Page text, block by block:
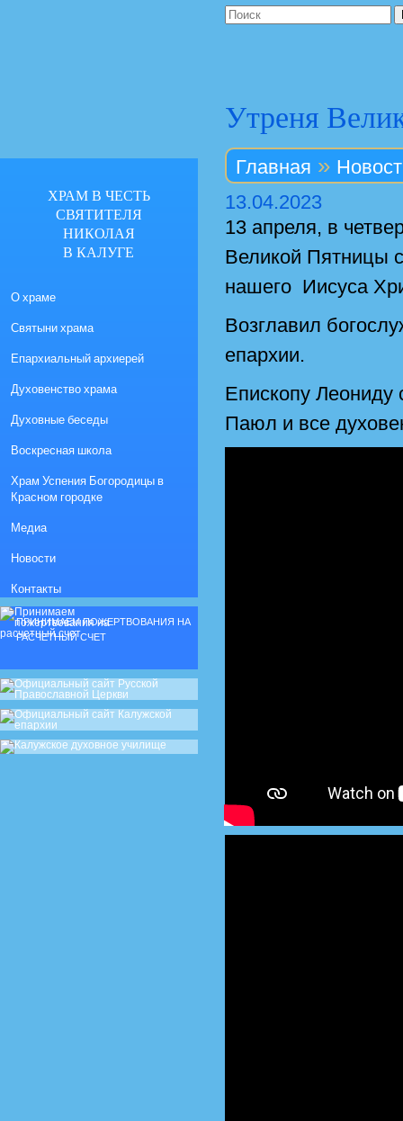
Утреня
Главная »
13.04.2023
13 апреля, в
Великой Пятницы
нашего Иисуса
Возглавил
епархии.
Епископу Леониду
Паюл и все
ХРАМ В ЧЕСТЬ
СВЯТИТЕЛЯ
НИКОЛАЯ
В КАЛУГЕ
О храме
Святыни храма
Епархиальный архиерей
Духовенство храма
Духовные беседы
Воскресная школа
Храм Успения Богородицы в
Красном городке
Медиа
Новости
Контакты
ПРИНИМАЕМ ПОЖЕРТВОВАНИЯ НА
РАСЧЕТНЫЙ СЧЕТ